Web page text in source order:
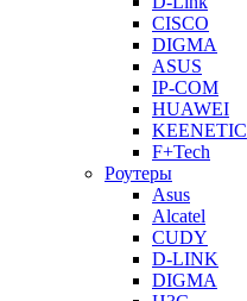
CISCO
DIGMA
ASUS
IP-COM
HUAWEI
KEENETIC
F+Tech
Роутеры
Asus
Alcatel
CUDY
D-LINK
DIGMA